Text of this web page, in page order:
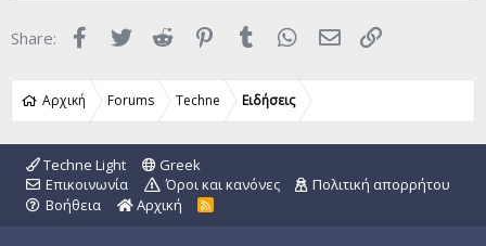
Share: FacebookTwitter Reddit Pinterest
Tumblr WhatsApp
Email
Αρχική Forums Techne Ειδήσεις
Techne Light
Greek
Επικοινωνία
Όροι και κανόνες
Πολιτική απορρήτου
Βοήθεια
Αρχική
R